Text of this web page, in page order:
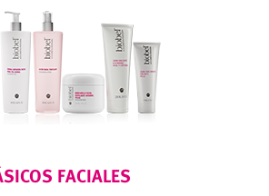
FACIALES